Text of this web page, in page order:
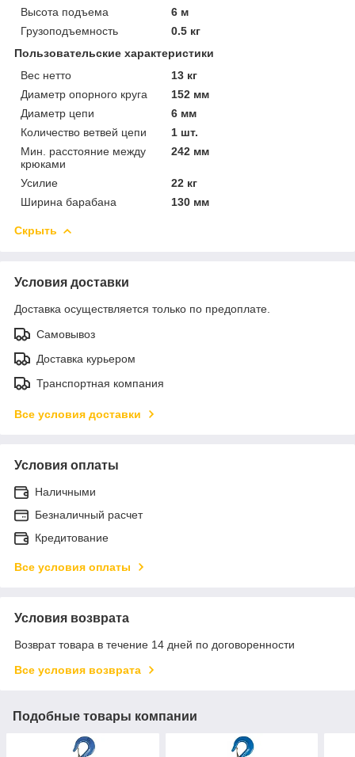
Высота подъема
6 м
Грузоподъемность
0.5 кг
Пользовательские характеристики
Вес нетто
13 кг
Диаметр опорного круга
152 мм
Диаметр цепи
6 мм
Количество ветвей цепи
1 шт.
Мин. расстояние между
крюками
242 мм
Усилие
22 кг
Ширина барабана
130 мм
Скрыть
Условия доставки
Доставка осуществляется только по предоплате.
Самовывоз
Доставка курьером
Транспортная компания
Все условия доставки
Условия оплаты
Наличными
Безналичный расчет
Кредитование
Все условия оплаты
Условия возврата
Возврат товара в течение 14 дней по договоренности
Все условия возврата
Подобные товары компании